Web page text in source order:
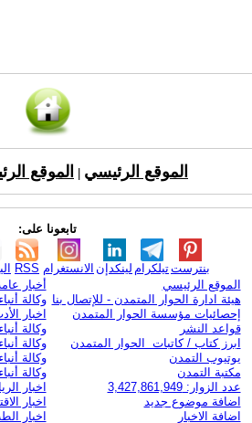
الموقع الرئيسي الموقع
تابعونا على:
RSS الانستغرام لينكدإن تيلكرامبنترست
الموقع الرئيسي
هيئة ادارة الحوار المتمدن - للإتصال بنا
إحصائيات مؤسسة الحوار المتمدن
قواعد النشر
ابرز كتاب / كاتبات الحوار المتمدن
يوتيوب التمدن
مكتبة التمدن
عدد الزوار: 3,427,861,949
اضافة موضوع جديد
اضافة الاخبار
أخبار
وكالة
اخبار
وكالة
وكالة
وكالة
وكالة
اخبار
اخبار
اخبار